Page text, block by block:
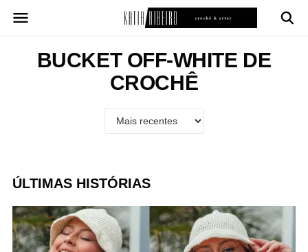
para
conteúdoBUCKET OFF-WHITE DE
CROCHÊ
ÚLTIMAS HISTÓRIAS